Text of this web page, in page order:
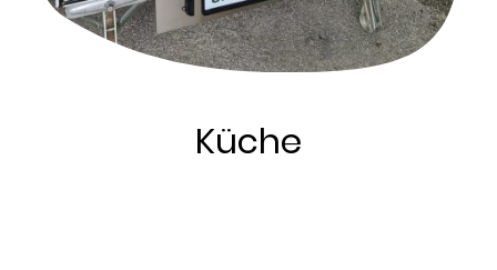
Küche